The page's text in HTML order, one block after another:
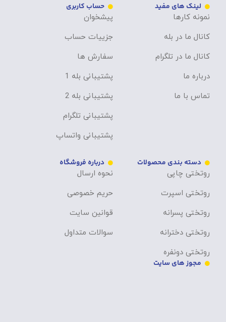
لینک های مفید
نمونه کارها
کانال ما در بله
کانال ما در تلگرام
درباره ما
تماس با ما
حساب کاربری
پیشخوان
جزییات حساب
سفارش ها
پشتیبانی بله 1
پشتیبانی بله 2
پشتیبانی تلگرام
پشتیبانی واتساپ
دسته بندی محصولات
روتختی چاپی
روتختی اسپرت
روتختی پسرانه
روتختی دخترانه
روتختی دونفره
درباره فروشگاه
نحوه ارسال
حریم خصوصی
قوانین سایت
سوالات متداول
مجوز های سایت